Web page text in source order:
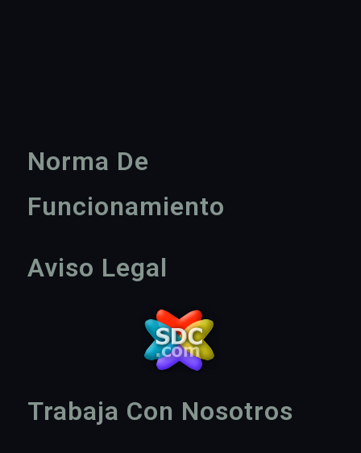
Norma De
Funcionamiento
Aviso Legal
Trabaja Con Nosotros